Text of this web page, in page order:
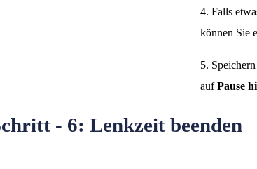
4. Falls
können Sie
5.
aufPause
- 6: Lenkzeit beenden